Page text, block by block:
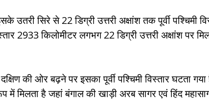
सिरे से 22 डिग्री उत्तरी अक्षांश तक पूर्वी पश्चिमी
2933 किलोमीटर लगभग 22 डिग्री उत्तरी अक्षांश पर
मिलता है जहां बंगाल की खाड़ी अरब सागर एवं हिंद